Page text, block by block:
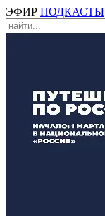
ЭФИР ПОДКАСТЫ